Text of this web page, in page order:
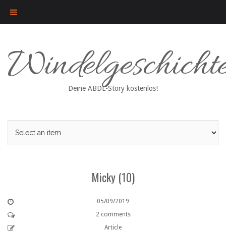
content
Deine ABDL-Story kostenlos!
Micky (10)
05/09/2019
2 comments
Article